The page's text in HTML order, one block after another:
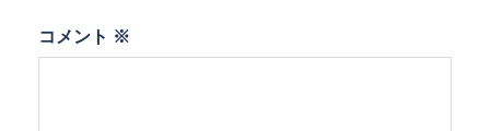
コメント ※